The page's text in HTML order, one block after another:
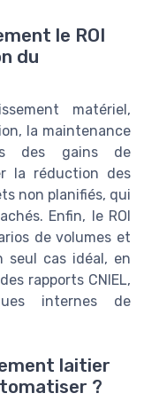
le ROI
du
matériel,
la maintenance
des gains de
la réduction des
non planifiés, qui
Enfin, le ROI
de volumes et
cas idéal, en
rapports CNIEL,
internes de
laitier
?